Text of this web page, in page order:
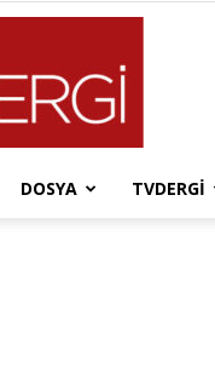
DOSYA TVDERGI